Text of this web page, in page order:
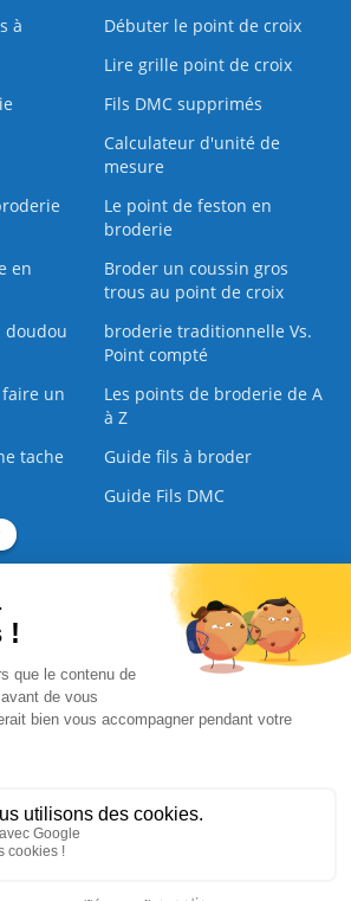
à
Débuter le point de croix
Lire grille point de croix
Fils DMC supprimés
Calculateur d'unité de
mesure
Le point de feston en
broderie
en
Broder un coussin gros
trous au point de croix
doudou
broderie traditionnelle Vs.
Point compté
un
Les points de broderie de A
à Z
tache
Guide fils à broder
Guide Fils DMC
Qui sommes nous Nous contacter |
sécurisé
© CreaMagic. ALL Rights Reserved.